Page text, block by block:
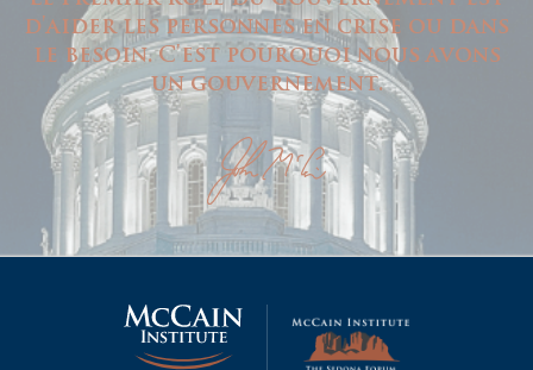
d'aider les personnes en crise ou dans
le besoin. C'est pourquoi nous avons
un gouvernement.